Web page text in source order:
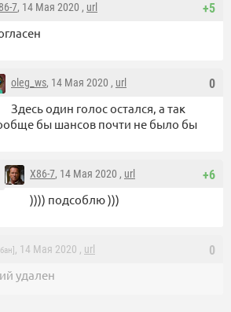
+5
7, 14 Мая 2020 , url
0
oleg_ws, 14 Мая 2020 , url
Здесь один голос остался, а так
бы шансов почти не было бы
+6
X86-7, 14 Мая 2020 , url
)))) подсоблю )))
0
, 14 Мая 2020 , url
удален